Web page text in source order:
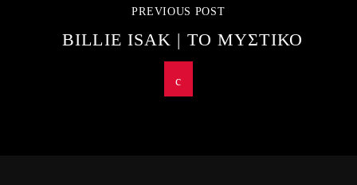
PREVIOUS POST
BILLIE ISAK | ΤΟ ΜΥΣΤΙΚΟ